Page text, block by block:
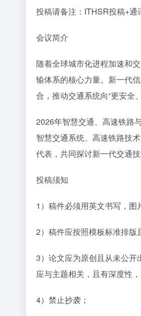
投稿请备注：ITHSR投稿+
会议简介
随着全球城市化进程加速和
输体系的核心力量。新一代
合，推动交通系统向“更安全
2026年智慧交通、高速铁路
智慧交通系统、高速铁路技
代表，共同探讨新一代交通
投稿须知
1）稿件必须用英文书写，图
2）稿件应按照模板标准排版
3）论文应为原创且从未公
应与主题相关，且有深度性，
4）禁止抄袭；